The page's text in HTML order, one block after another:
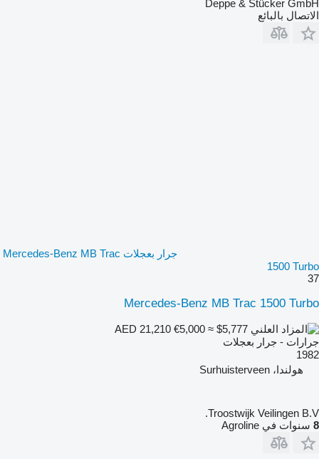
Deppe & Stücker GmbH
الاتصال بالبائع
جرار بعجلات Mercedes-Benz MB Trac
1500 Turbo
37
Mercedes-Benz MB Trac 1500 Turbo
€5,000 ≈ $5,777
جرارات - جرار بعجلات
1982
هولندا، Surhuisterveen
Troostwijk Veilingen B.V.
8 سنوات في Agroline